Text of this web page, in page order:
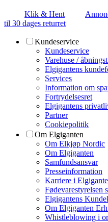
Klik & Hent
til 30 dages returret
Kundeservice
Kundeservice
Varehuse /
Elgigantens
Services
Information om
Fortrydelsesret
Elgigantens
Partner
Cookiepolitik
Om Elgiganten
Om Elkjøp Nordic
Om Elgiganten
Samfundsansvar
Presseinformation
Karriere i
Fødevarestyrelsen
Elgigantens
Om Elgiganten
Whistleblowing i